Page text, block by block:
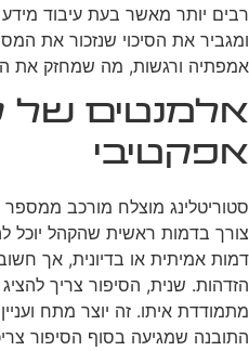
רבים יותר מאשר בעת עיבוד מידע
ומגביר את הסיכוי שנזכור את
אמפתיה ורגשות, מה שמחזק את
אלמנטים של
אפקטיבי
סטוריטלינג מוצלח מורכב
צורך בדמות ראשית שהקהל יוכל
דמות אמיתית או בדיונית, אך
הזדהות. שנית, הסיפור צריך
מתמודדת איתו. זה יוצר מתח
התובנה שמגיעה בסוף הסיפור